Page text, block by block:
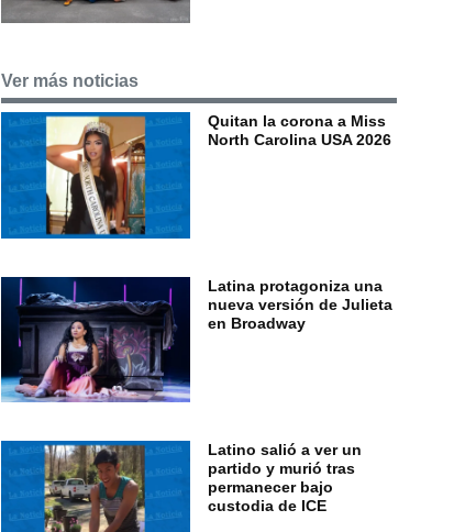
Ver más noticias
Quitan la corona a Miss
North Carolina USA 2026
Latina protagoniza una
nueva versión de Julieta
en Broadway
Latino salió a ver un
partido y murió tras
permanecer bajo
custodia de ICE